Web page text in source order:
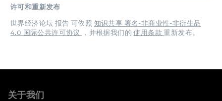
许可和重新发布
世界经济论坛 报告 可依照 知识共享 署名-非商业性-非衍生品
4.0 国际公共许可协议
，并根据我们的使用条款重新发布。
关于我们